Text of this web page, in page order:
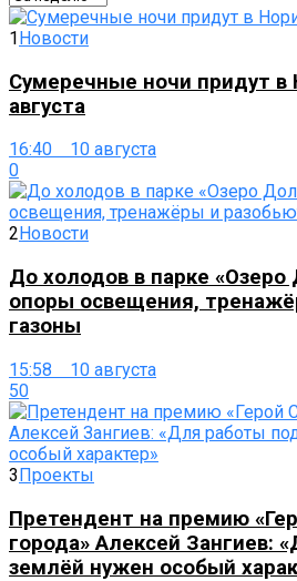
1Новости
Сумеречные ночи придут в
августа
16:40 10 августа
0
2 Новости
До холодов в парке «Озеро
опоры освещения,
газоны
15:58 10 августа
50
3Проекты
Претендент на премию
города» Алексей Зангиев:
землёй нужен особый